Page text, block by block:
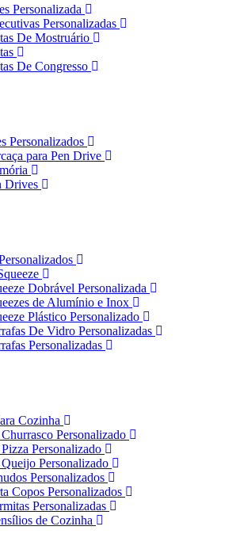
Personalizada
Personalizadas
De Mostruário
De Congresso
Personalizados
para Pen Drive
Drives
Dobrável Personalizada
de Alumínio e Inox
Plástico Personalizado
De Vidro Personalizadas
Personalizadas
Cozinha
Personalizado
Personalizado
Personalizado
Personalizados
Copos Personalizados
Personalizadas
de Cozinha